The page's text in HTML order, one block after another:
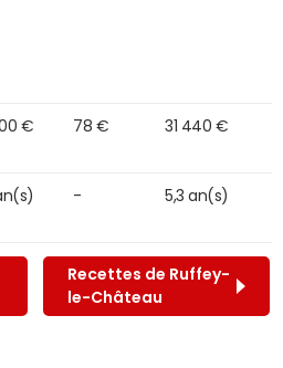
€ 78 € 31 440 €
- 5,3 an(s)
Recettes de Ruffey-
le-Château